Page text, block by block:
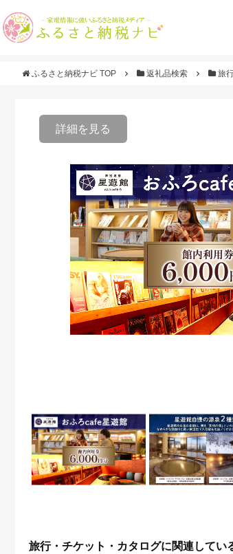
ふるさと納税ナビ TOP 返礼品検索 旅
詳細を見る
旅行・チケット・カタログに関連してい